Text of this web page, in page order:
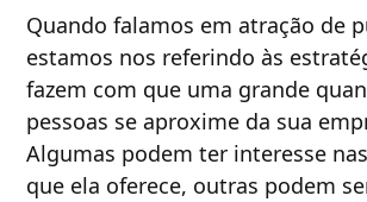
Quando falamos em atração de
estamos nos referindo às
fazem com que uma grande
pessoas se aproxime da sua
Algumas podem ter interesse
que ela oferece, outras podem